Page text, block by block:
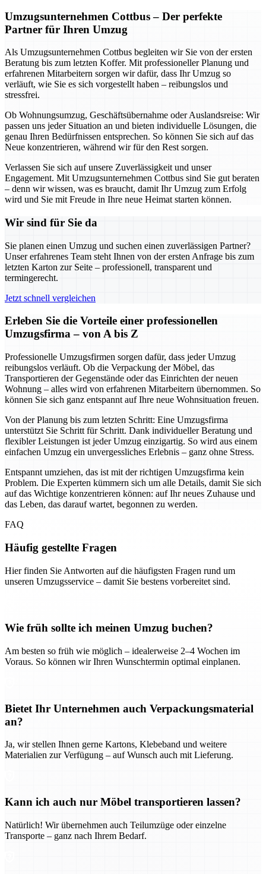
Umzugsunternehmen Cottbus – Der perfekte
Partner für Ihren Umzug
Als Umzugsunternehmen Cottbus begleiten wir Sie von der ersten
Beratung bis zum letzten Koffer. Mit professioneller Planung und
erfahrenen Mitarbeitern sorgen wir dafür, dass Ihr Umzug so
verläuft, wie Sie es sich vorgestellt haben – reibungslos und
stressfrei.
Ob Wohnungsumzug, Geschäftsübernahme oder Auslandsreise: Wir
passen uns jeder Situation an und bieten individuelle Lösungen, die
genau Ihren Bedürfnissen entsprechen. So können Sie sich auf das
Neue konzentrieren, während wir für den Rest sorgen.
Verlassen Sie sich auf unsere Zuverlässigkeit und unser
Engagement. Mit Umzugsunternehmen Cottbus sind Sie gut beraten
– denn wir wissen, was es braucht, damit Ihr Umzug zum Erfolg
wird und Sie mit Freude in Ihre neue Heimat starten können.
Wir sind für Sie da
Sie planen einen Umzug und suchen einen zuverlässigen Partner?
Unser erfahrenes Team steht Ihnen von der ersten Anfrage bis zum
letzten Karton zur Seite – professionell, transparent und
termingerecht.
Jetzt schnell vergleichen
Erleben Sie die Vorteile einer professionellen
Umzugsfirma – von A bis Z
Professionelle Umzugsfirmen sorgen dafür, dass jeder Umzug
reibungslos verläuft. Ob die Verpackung der Möbel, das
Transportieren der Gegenstände oder das Einrichten der neuen
Wohnung – alles wird von erfahrenen Mitarbeitern übernommen. So
können Sie sich ganz entspannt auf Ihre neue Wohnsituation freuen.
Von der Planung bis zum letzten Schritt: Eine Umzugsfirma
unterstützt Sie Schritt für Schritt. Dank individueller Beratung und
flexibler Leistungen ist jeder Umzug einzigartig. So wird aus einem
einfachen Umzug ein unvergessliches Erlebnis – ganz ohne Stress.
Entspannt umziehen, das ist mit der richtigen Umzugsfirma kein
Problem. Die Experten kümmern sich um alle Details, damit Sie sich
auf das Wichtige konzentrieren können: auf Ihr neues Zuhause und
das Leben, das darauf wartet, begonnen zu werden.
FAQ
Häufig gestellte Fragen
Hier finden Sie Antworten auf die häufigsten Fragen rund um
unseren Umzugsservice – damit Sie bestens vorbereitet sind.
Wie früh sollte ich meinen Umzug buchen?
Am besten so früh wie möglich – idealerweise 2–4 Wochen im
Voraus. So können wir Ihren Wunschtermin optimal einplanen.
Bietet Ihr Unternehmen auch Verpackungsmaterial
an?
Ja, wir stellen Ihnen gerne Kartons, Klebeband und weitere
Materialien zur Verfügung – auf Wunsch auch mit Lieferung.
Kann ich auch nur Möbel transportieren lassen?
Natürlich! Wir übernehmen auch Teilumzüge oder einzelne
Transporte – ganz nach Ihrem Bedarf.